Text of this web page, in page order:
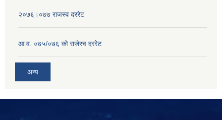
२०७६।०७७ राजस्व दररेट
आ.व. ०७५/०७६ को राजेस्व दररेट
अन्य